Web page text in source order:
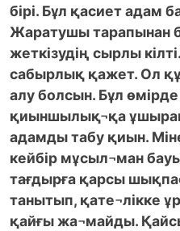
бірі. Бұл қасиет адам
Жаратушы тарапынан
жеткізудің сырлы
сабырлық қажет. Ол
алу болсын. Бұл өмірде
қиыншылық¬қа
адамды табу қиын.
кейбір мұсыл¬ман
тағдырға қарсы
танытып, қате¬лікке
қайғы жа¬майды.